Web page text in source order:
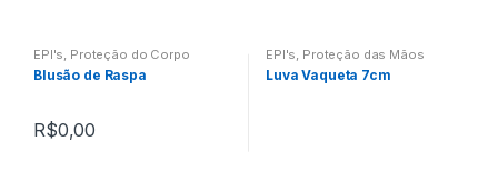
EPI's, Proteção do Corpo
Blusão de Raspa
R$0,00
EPI's, Proteção das Mãos
Luva Vaqueta 7cm